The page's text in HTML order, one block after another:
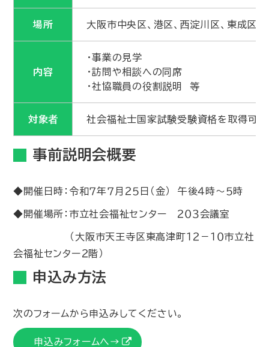
場所 大阪市中央区、港区、西淀川区、東成区
内容
・事業の見学
・訪問や相談への同席
・社協職員の役割説明 等
対象者 社会福祉士国家試験受験資格を取得可
事前説明会概要
◆開催日時：令和７年７月２５日（金） 午後４時～５時
◆開催場所：市立社会福祉センター ２０３会議室
（大阪市天王寺区東高津町１２－１０市立社
会福祉センター２階）
申込み方法
次のフォームから申込みしてください。
申込みフォームへ→